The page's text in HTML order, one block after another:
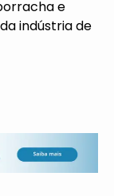
e
indústria de